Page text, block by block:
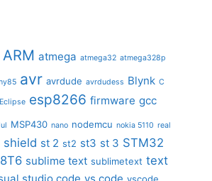
ARM atmega atmega32 atmega328p
avr avrdude avrdudess Blynk C
Eclipse esp8266 firmware gcc
MSP430 nano nodemcu nokia 5110 real
shield st 2 st2 st3 st 3 STM32
sublime text sublimetext text
studio code vs code vscode